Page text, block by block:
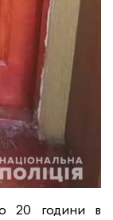
20 години в